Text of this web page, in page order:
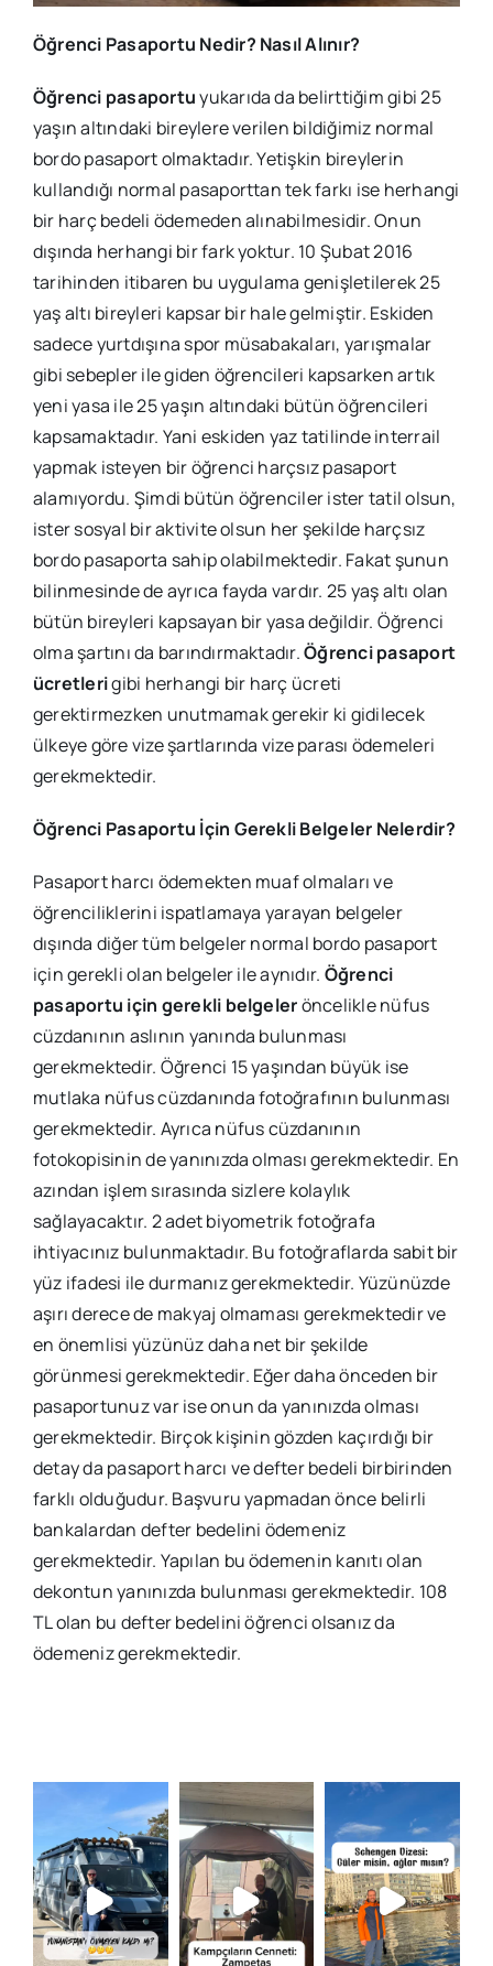
Öğrenci Pasaportu Nedir? Nasıl Alınır?
Öğrenci pasaportuyukarıda da belirttiğim gibi 25
yaşın altındaki bireylere verilen bildiğimiz normal
bordo pasaport olmaktadır. Yetişkin bireylerin
kullandığı normal pasaporttan tek farkı ise herhangi
bir harç bedeli ödemeden alınabilmesidir. Onun
dışında herhangi bir fark yoktur. 10 Şubat 2016
tarihinden itibaren bu uygulama genişletilerek 25
yaş altı bireyleri kapsar bir hale gelmiştir. Eskiden
sadece yurtdışına spor müsabakaları, yarışmalar
gibi sebepler ile giden öğrencileri kapsarken artık
yeni yasa ile 25 yaşın altındaki bütün öğrencileri
kapsamaktadır. Yani eskiden yaz tatilinde interrail
yapmak isteyen bir öğrenci harçsız pasaport
alamıyordu. Şimdi bütün öğrenciler ister tatil olsun,
ister sosyal bir aktivite olsun her şekilde harçsız
bordo pasaporta sahip olabilmektedir. Fakat şunun
bilinmesinde de ayrıca fayda vardır. 25 yaş altı olan
bütün bireyleri kapsayan bir yasa değildir. Öğrenci
olma şartını da barındırmaktadır.Öğrenci pasaport
ücretlerigibi herhangi bir harç ücreti
gerektirmezken unutmamak gerekir ki gidilecek
ülkeye göre vize şartlarında vize parası ödemeleri
gerekmektedir.
Öğrenci Pasaportu İçin Gerekli Belgeler Nelerdir?
Pasaport harcı ödemekten muaf olmaları ve
öğrenciliklerini ispatlamaya yarayan belgeler
dışında diğer tüm belgeler normal bordo pasaport
için gerekli olan belgeler ile aynıdır. Öğrenci
pasaportu için gerekli belgeleröncelikle nüfus
cüzdanının aslının yanında bulunması
gerekmektedir. Öğrenci 15 yaşından büyük ise
mutlaka nüfus cüzdanında fotoğrafının bulunması
gerekmektedir. Ayrıca nüfus cüzdanının
fotokopisinin de yanınızda olması gerekmektedir. En
azından işlem sırasında sizlere kolaylık
sağlayacaktır. 2 adet biyometrik fotoğrafa
ihtiyacınız bulunmaktadır. Bu fotoğraflarda sabit bir
yüz ifadesi ile durmanız gerekmektedir. Yüzünüzde
aşırı derece de makyaj olmaması gerekmektedir ve
en önemlisi yüzünüz daha net bir şekilde
görünmesi gerekmektedir. Eğer daha önceden bir
pasaportunuz var ise onun da yanınızda olması
gerekmektedir. Birçok kişinin gözden kaçırdığı bir
detay da pasaport harcı ve defter bedeli birbirinden
farklı olduğudur. Başvuru yapmadan önce belirli
bankalardan defter bedelini ödemeniz
gerekmektedir. Yapılan bu ödemenin kanıtı olan
dekontun yanınızda bulunması gerekmektedir. 108
TL olan bu defter bedelini öğrenci olsanız da
ödemeniz gerekmektedir.